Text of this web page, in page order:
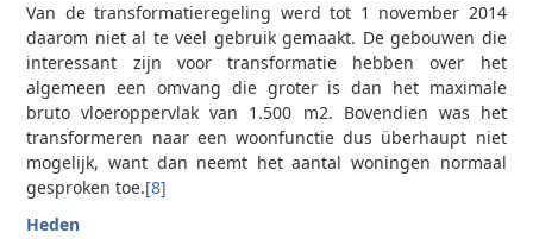
Van de transformatieregeling werd tot 1 november 2014
daarom niet al te veel gebruik gemaakt. De gebouwen die
interessant zijn voor transformatie hebben over het
algemeen een omvang die groter is dan het maximale
bruto vloeroppervlak van 1.500 m2. Bovendien was het
transformeren naar een woonfunctie dus überhaupt niet
mogelijk, want dan neemt het aantal woningen normaal
gesproken toe.[8]
Heden